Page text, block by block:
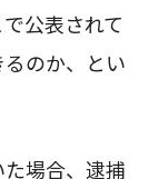
公表されて
のか、とい
場合、逮捕